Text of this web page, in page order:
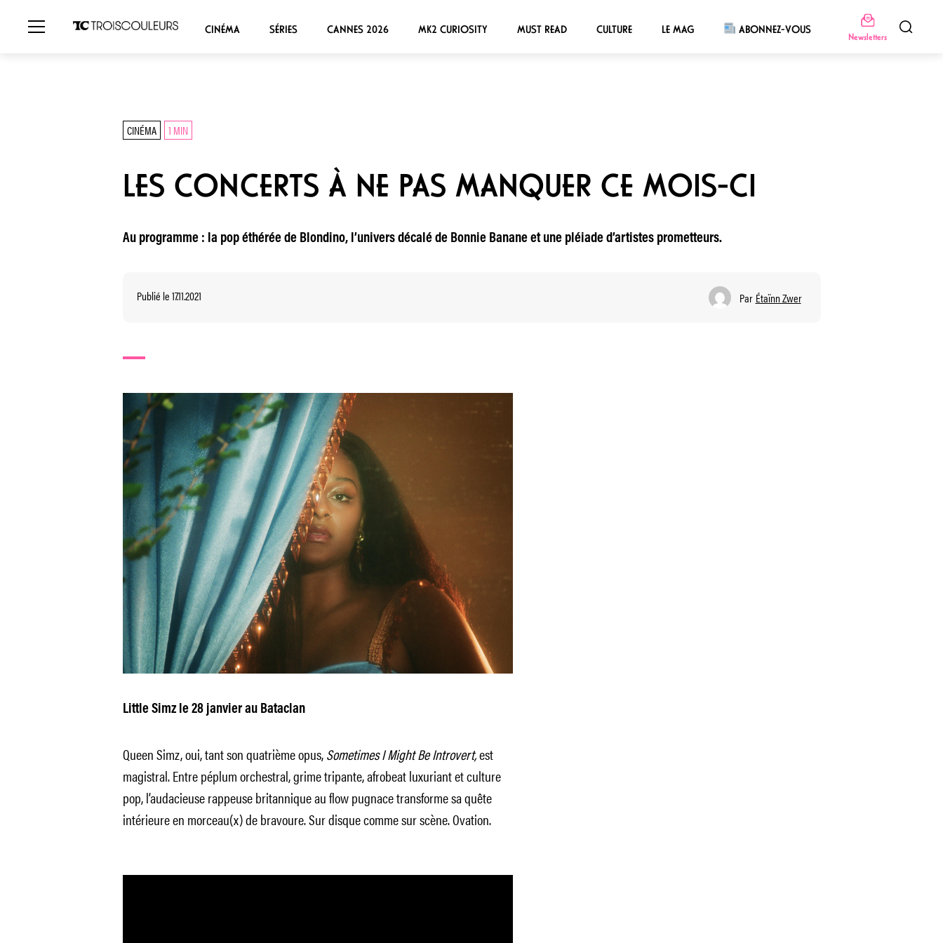
CINÉMA SÉRIES CANNES 2026 MK2 CURIOSITY MUST READ CULTURE LE MAG ABONNEZ-VOUS
Newsletters
CINÉMA 1 MIN
LES CONCERTS À NE PAS MANQUER CE MOIS-CI
Au programme : la pop éthérée de Blondino, l’univers décalé de Bonnie Banane et une pléiade d’artistes prometteurs.
Publié le 17.11.2021 Par Étaïnn Zwer
Little Simz le 28 janvier au Bataclan
Queen Simz, oui, tant son quatrième opus,Sometimes I Might Be Introvert,est
magistral. Entre péplum orchestral, grime tripante, afrobeat luxuriant et culture
pop, l’audacieuse rappeuse britannique au flow pugnace transforme sa quête
intérieure en morceau(x) de bravoure. Sur disque comme sur scène. Ovation.